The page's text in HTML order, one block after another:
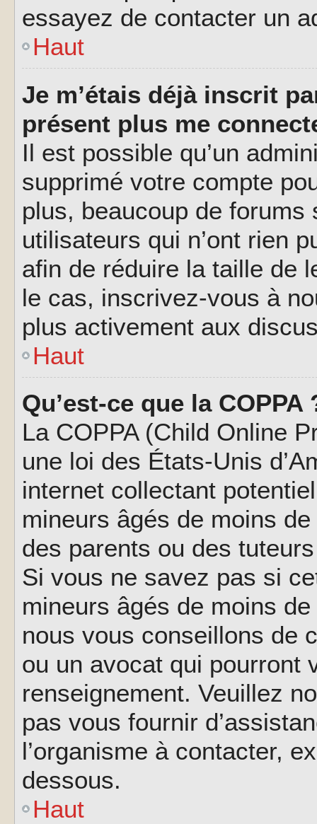
essayez de contacter un
Haut
Je m’étais déjà inscrit
présent plus me
Il est possible qu’un
supprimé votre compte
plus, beaucoup de
utilisateurs qui n’ont rien
afin de réduire la taille de
le cas, inscrivez-vous à
plus activement aux
Haut
Qu’est-ce que la COPPA
La COPPA (Child Online
une loi des États-Unis
internet collectant
mineurs âgés de moins
des parents ou des
Si vous ne savez pas si
mineurs âgés de moins
nous vous conseillons de
ou un avocat qui pourront
renseignement. Veuillez
pas vous fournir
l’organisme à contacter,
dessous.
Haut